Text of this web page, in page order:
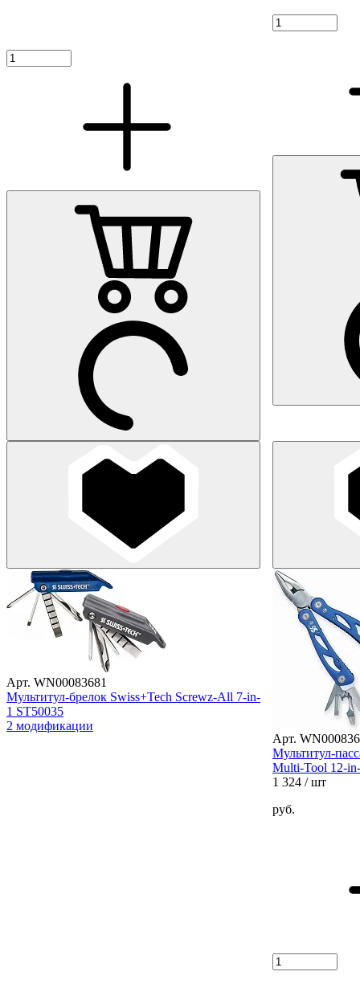
Арт. WN00083681
Мультитул-брелок Swiss+Tech Screwz-All 7-in-
1 ST50035
2 модификации
Арт.
Мультитул-
Multi-Tool 12-
1 324 / шт
руб.